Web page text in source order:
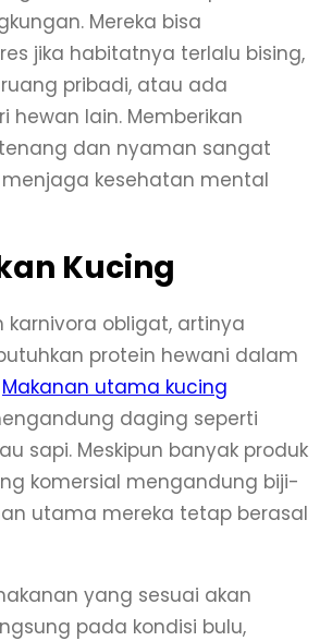
Mereka bisa
jika habitatnya terlalu bising,
pribadi, atau ada
hewan lain. Memberikan
dan nyaman sangat
kesehatan mental
Kucing
karnivora obligat, artinya
protein hewani dalam
Makanan utama kucing
daging seperti
sapi. Meskipun banyak produk
komersial mengandung biji-
utama mereka tetap berasal
yang sesuai akan
pada kondisi bulu,